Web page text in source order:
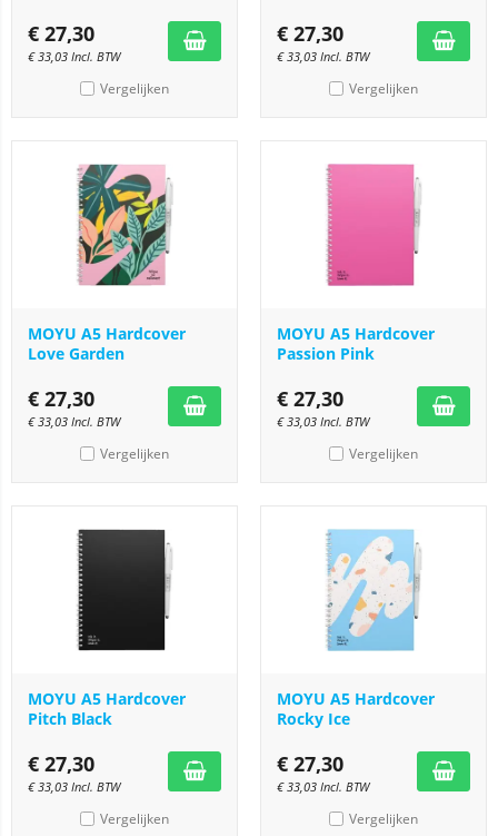
€ 27,30
€33,03 Incl. BTW
Vergelijken
€ 27,30
€33,03 Incl. BTW
Vergelijken
MOYU A5 Hardcover
Love Garden
€ 27,30
€33,03 Incl. BTW
Vergelijken
MOYU A5 Hardcover
Passion Pink
€ 27,30
€33,03 Incl. BTW
Vergelijken
MOYU A5 Hardcover
Pitch Black
€ 27,30
€33,03 Incl. BTW
Vergelijken
MOYU A5 Hardcover
Rocky Ice
€ 27,30
€33,03 Incl. BTW
Vergelijken